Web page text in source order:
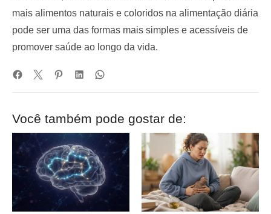
mais alimentos naturais e coloridos na alimentação diária
pode ser uma das formas mais simples e acessíveis de
promover saúde ao longo da vida.
Você também pode gostar de: